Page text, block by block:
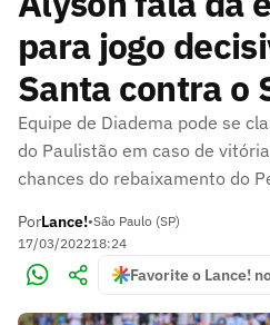
para jogo
Santa contra o
Equipe de Diadema pode se
do Paulistão em caso de
chances do rebaixamento do
PorLance!•São Paulo (SP)
17/03/202218:24
Favorite o Lance!